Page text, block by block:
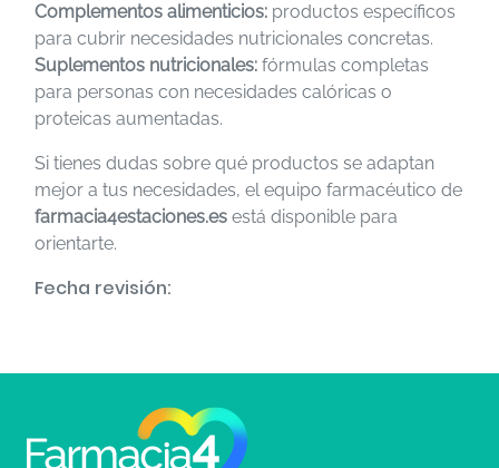
Complementos alimenticios: productos específicos
para cubrir necesidades nutricionales concretas.
Suplementos nutricionales: fórmulas completas
para personas con necesidades calóricas o
proteicas aumentadas.
Si tienes dudas sobre qué productos se adaptan
mejor a tus necesidades, el equipo farmacéutico de
farmacia4estaciones.es está disponible para
orientarte.
Fecha revisión: